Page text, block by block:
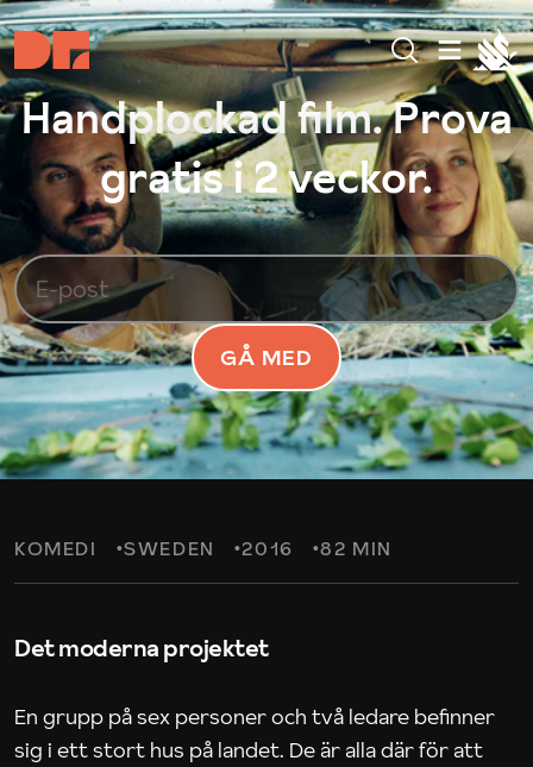
Handplockad film. Prova
gratis i 2 veckor.
GÅ MED
KOMEDI SWEDEN 2016 82 MIN
Det moderna projektet
En grupp på sex personer och två ledare befinner
sig i ett stort hus på landet. De är alla där för att